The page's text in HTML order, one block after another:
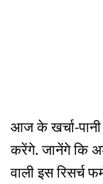
आज के खर्चा-पानी
करेंगे. जानेंगे कि
वाली इस रिसर्च